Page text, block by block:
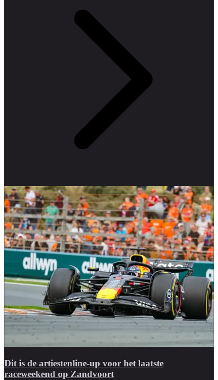
Dit is de artiestenline-up voor het laatste
raceweekend op Zandvoort